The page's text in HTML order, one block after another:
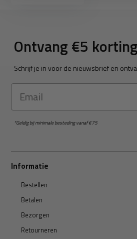
Ontvang €5 korting
Schrijf je in voor de nieuwsbrief en
Email
*Geldig bij minimale besteding vanaf €75
Informatie
Bestellen
Betalen
Bezorgen
Retourneren